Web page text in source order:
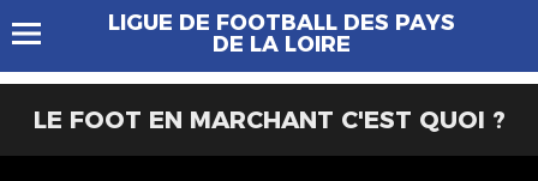
LIGUE DE FOOTBALL DES PAYS
DE LA LOIRE
LE FOOT EN MARCHANT C'EST QUOI ?